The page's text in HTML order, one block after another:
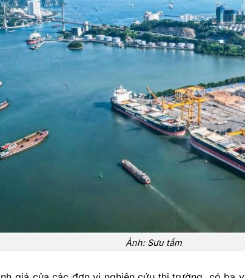
Ảnh: Sưu tầm